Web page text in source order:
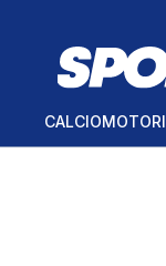
CALCIOMOTORI